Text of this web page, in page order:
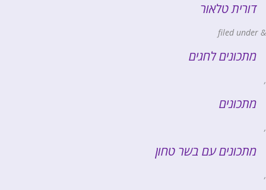
דורית טלאור
&
מתכונים לחגים
,
מתכונים
,
מתכונים עם בשר טחון
,